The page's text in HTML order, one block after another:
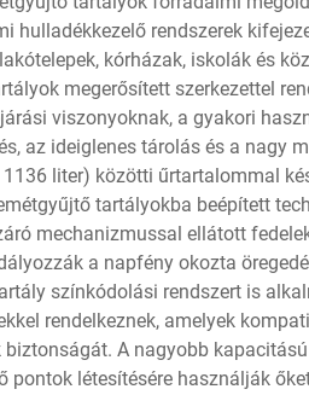
hulladékkezelő rendszerek
kórházak, iskolák és
megerősített szerkezettel
viszonyoknak, a gyakori
az ideiglenes tárolás és a nagy
liter) közötti űrtartalommal
tartályokba beépített
mechanizmussal ellátott
a napfény okozta
színkódolási rendszert is
rendelkeznek, amelyek
A nagyobb
pontok létesítésére használják